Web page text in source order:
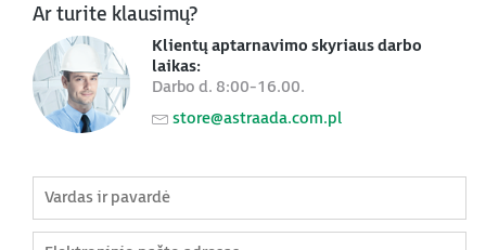
Ar turite klausimų?
Klientų aptarnavimo skyriaus darbo
laikas:
Darbo d. 8:00-16.00.
store@astraada.com.pl